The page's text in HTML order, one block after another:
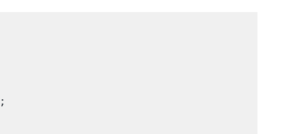
;